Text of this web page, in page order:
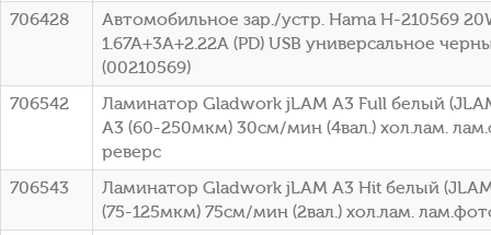
706428
Автомобильное зар./устр. Hama H-210569
1.67A+3A+2.22A (PD) USB универсальное
(00210569)
706542
Ламинатор Gladwork jLAM A3 Full белый
A3 (60-250мкм) 30см/мин (4вал.) хол.лам.
реверс
706543
Ламинатор Gladwork jLAM A3 Hit белый
(75-125мкм) 75см/мин (2вал.) хол.лам.